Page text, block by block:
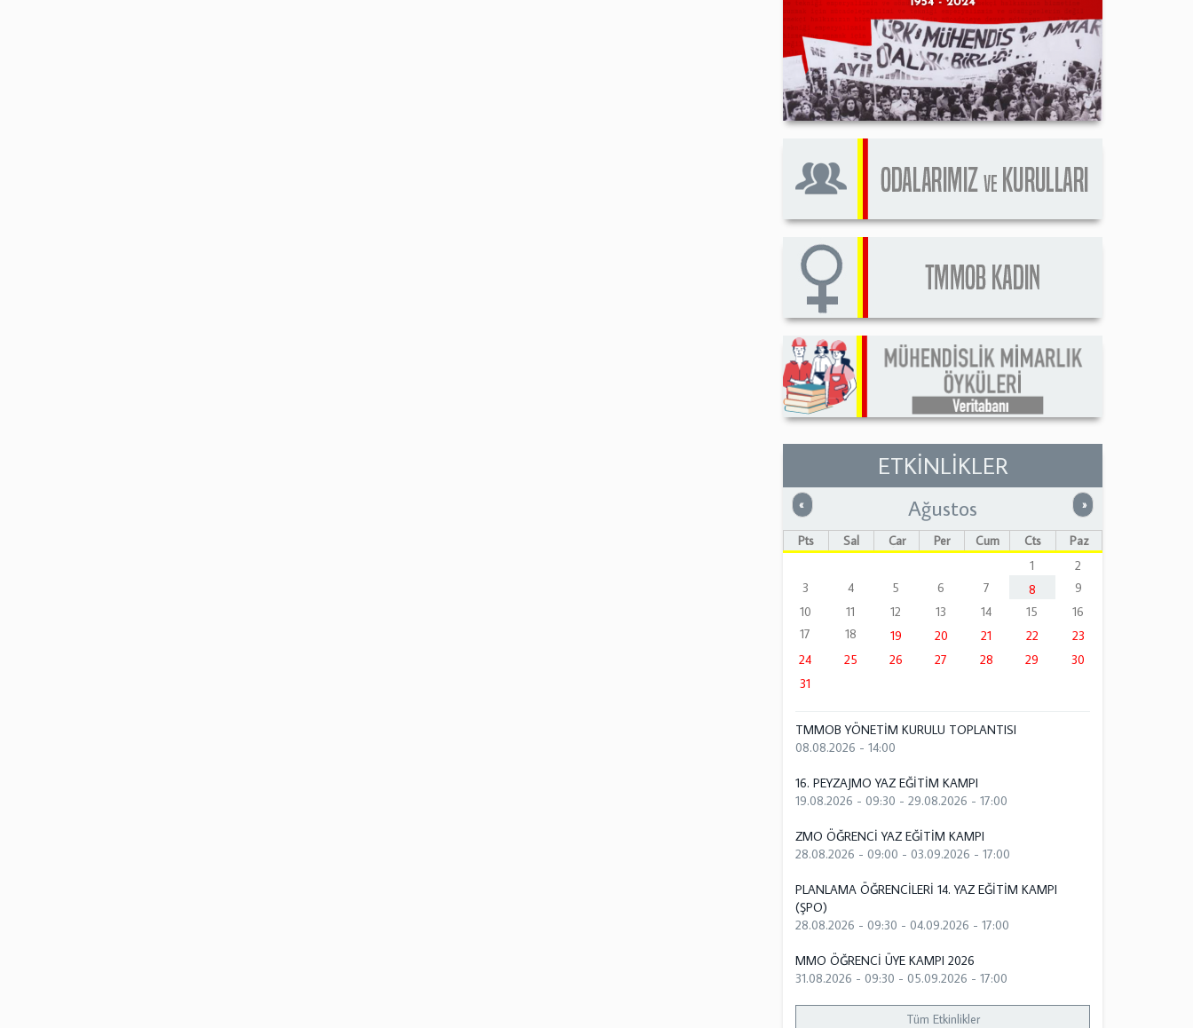
ETKİNLİKLER
« Önceki »Sonraki
Ağustos
Pts Sal Çar Per Cum Cts
Paz
1
2
3
4 5 6 7 8
9
10
11 12 13 14 15
16
17
18 19 20 21 22
23
24
25 26 27 28 29
30
31
TMMOB YÖNETİM KURULU TOPLANTISI
08.08.2026 - 14:00
16. PEYZAJMO YAZ EĞİTİM KAMPI
19.08.2026 - 09:30 -29.08.2026 - 17:00
ZMO ÖĞRENCİ YAZ EĞİTİM KAMPI
28.08.2026 - 09:00 -03.09.2026 - 17:00
PLANLAMA ÖĞRENCİLERİ 14. YAZ EĞİTİM KAMPI
(ŞPO)
28.08.2026 - 09:30 -04.09.2026 - 17:00
MMO ÖĞRENCİ ÜYE KAMPI 2026
31.08.2026 - 09:30 -05.09.2026 - 17:00
Tüm Etkinlikler